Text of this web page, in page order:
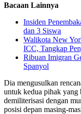
Bacaan Lainnya
Insiden
dan 3 Siswa
Walikota New
ICC, Tangkap
Ribuan Imigran
Spanyol
Dia mengusulkan
untuk kedua pihak yang
demiliterisasi dengan
posisi depan masing-